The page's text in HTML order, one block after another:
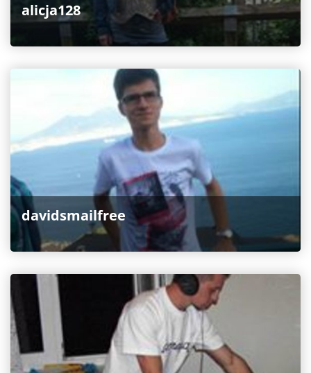
alicja128
davidsmailfree